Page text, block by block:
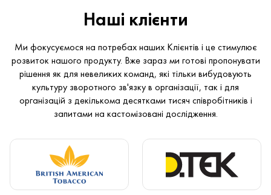
Наші клієнти
Ми фокусуємося на потребах наших Клієнтів і це стимулює
розвиток нашого продукту. Вже зараз ми готові пропонувати
рішення як для невеликих команд, які тільки вибудовують
культуру зворотного зв'язку в організації, так і для
організацій з декількома десятками тисяч співробітників і
запитами на кастомізовані дослідження.